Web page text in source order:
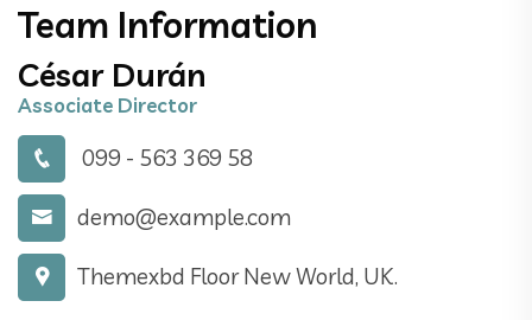
Team Information
César Durán
Associate Director
099 - 563 369 58
demo@example.com
Themexbd Floor New World, UK.